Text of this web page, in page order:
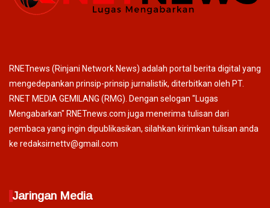
RNETnews (Rinjani Network News) adalah portal berita digital yang
mengedepankan prinsip-prinsip jurnalistik, diterbitkan oleh PT.
RNET MEDIA GEMILANG (RMG). Dengan selogan "Lugas
Mengabarkan" RNETnews.com juga menerima tulisan dari
pembaca yang ingin dipublikasikan, silahkan kirimkan tulisan anda
ke redaksirnettv@gmail.com
Jaringan Media